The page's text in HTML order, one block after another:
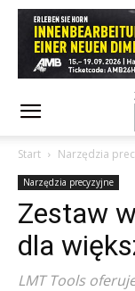
Start Narzędzia
Narzędzia precyzyjne
Zestaw
dla
LMT Tools